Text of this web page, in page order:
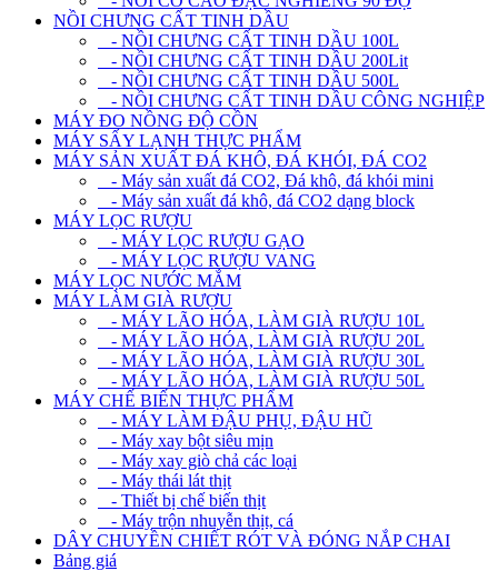
NỒI CHƯNG CẤT TINH DẦU
- NỒI CHƯNG CẤT TINH DẦU 100L
- NỒI CHƯNG CẤT TINH DẦU 200Lit
- NỒI CHƯNG CẤT TINH DẦU 500L
- NỒI CHƯNG CẤT TINH DẦU CÔNG NGHIỆP
MÁY ĐO NỒNG ĐỘ CỒN
MÁY SẤY LẠNH THỰC PHẨM
MÁY SẢN XUẤT ĐÁ KHÔ, ĐÁ KHÓI, ĐÁ CO2
- Máy sản xuất đá CO2, Đá khô, đá khói mini
- Máy sản xuất đá khô, đá CO2 dạng block
MÁY LỌC RƯỢU
- MÁY LỌC RƯỢU GẠO
- MÁY LỌC RƯỢU VANG
MÁY LỌC NƯỚC MẮM
MÁY LÀM GIÀ RƯỢU
- MÁY LÃO HÓA, LÀM GIÀ RƯỢU 10L
- MÁY LÃO HÓA, LÀM GIÀ RƯỢU 20L
- MÁY LÃO HÓA, LÀM GIÀ RƯỢU 30L
- MÁY LÃO HÓA, LÀM GIÀ RƯỢU 50L
MÁY CHẾ BIẾN THỰC PHẨM
- MÁY LÀM ĐẬU PHỤ, ĐẬU HŨ
- Máy xay bột siêu mịn
- Máy xay giò chả các loại
- Máy thái lát thịt
- Thiết bị chế biến thịt
- Máy trộn nhuyễn thịt, cá
DÂY CHUYỀN CHIẾT RÓT VÀ ĐÓNG NẮP CHAI
Bảng giá